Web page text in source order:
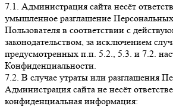
7.1. Администрация сайта несёт
умышленное разглашение
Пользователя в соответствии с
законодательством, за исключением
предусмотренных п.п. 5.2., 5.3. и 7.2.
Конфиденциальности.
7.2. В случае утраты или разглашения
Администрация сайта не несёт
конфиденциальная информация: